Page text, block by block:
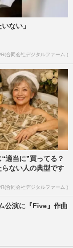
ない」
合同会社デジタルファーム )
“適当に”買ってる？
らない人の典型です
合同会社デジタルファーム )
公演に『Five』作曲